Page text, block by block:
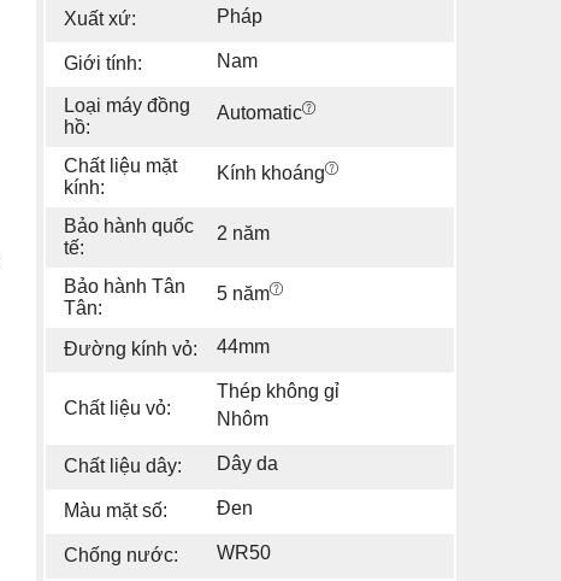
Xuất xứ:
Pháp
Giới tính: Nam
Loại máy đồng
hồ:
Automatic
Chất liệu mặt
kính:
Kính khoáng
Bảo hành quốc
tế:
2 năm
Bảo hành Tân
Tân:
5 năm
Đường kính vỏ: 44mm
Chất liệu vỏ:
Thép không gỉ
Nhôm
Chất liệu dây: Dây da
Màu mặt số: Đen
Chống nước: WR50